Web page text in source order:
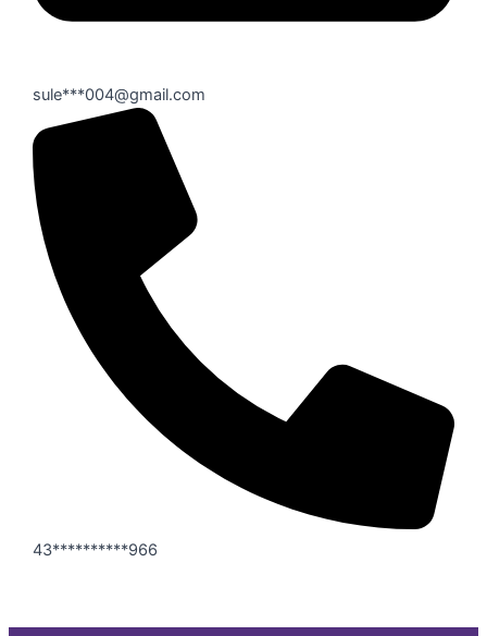
sule***004@gmail.com
43**********966